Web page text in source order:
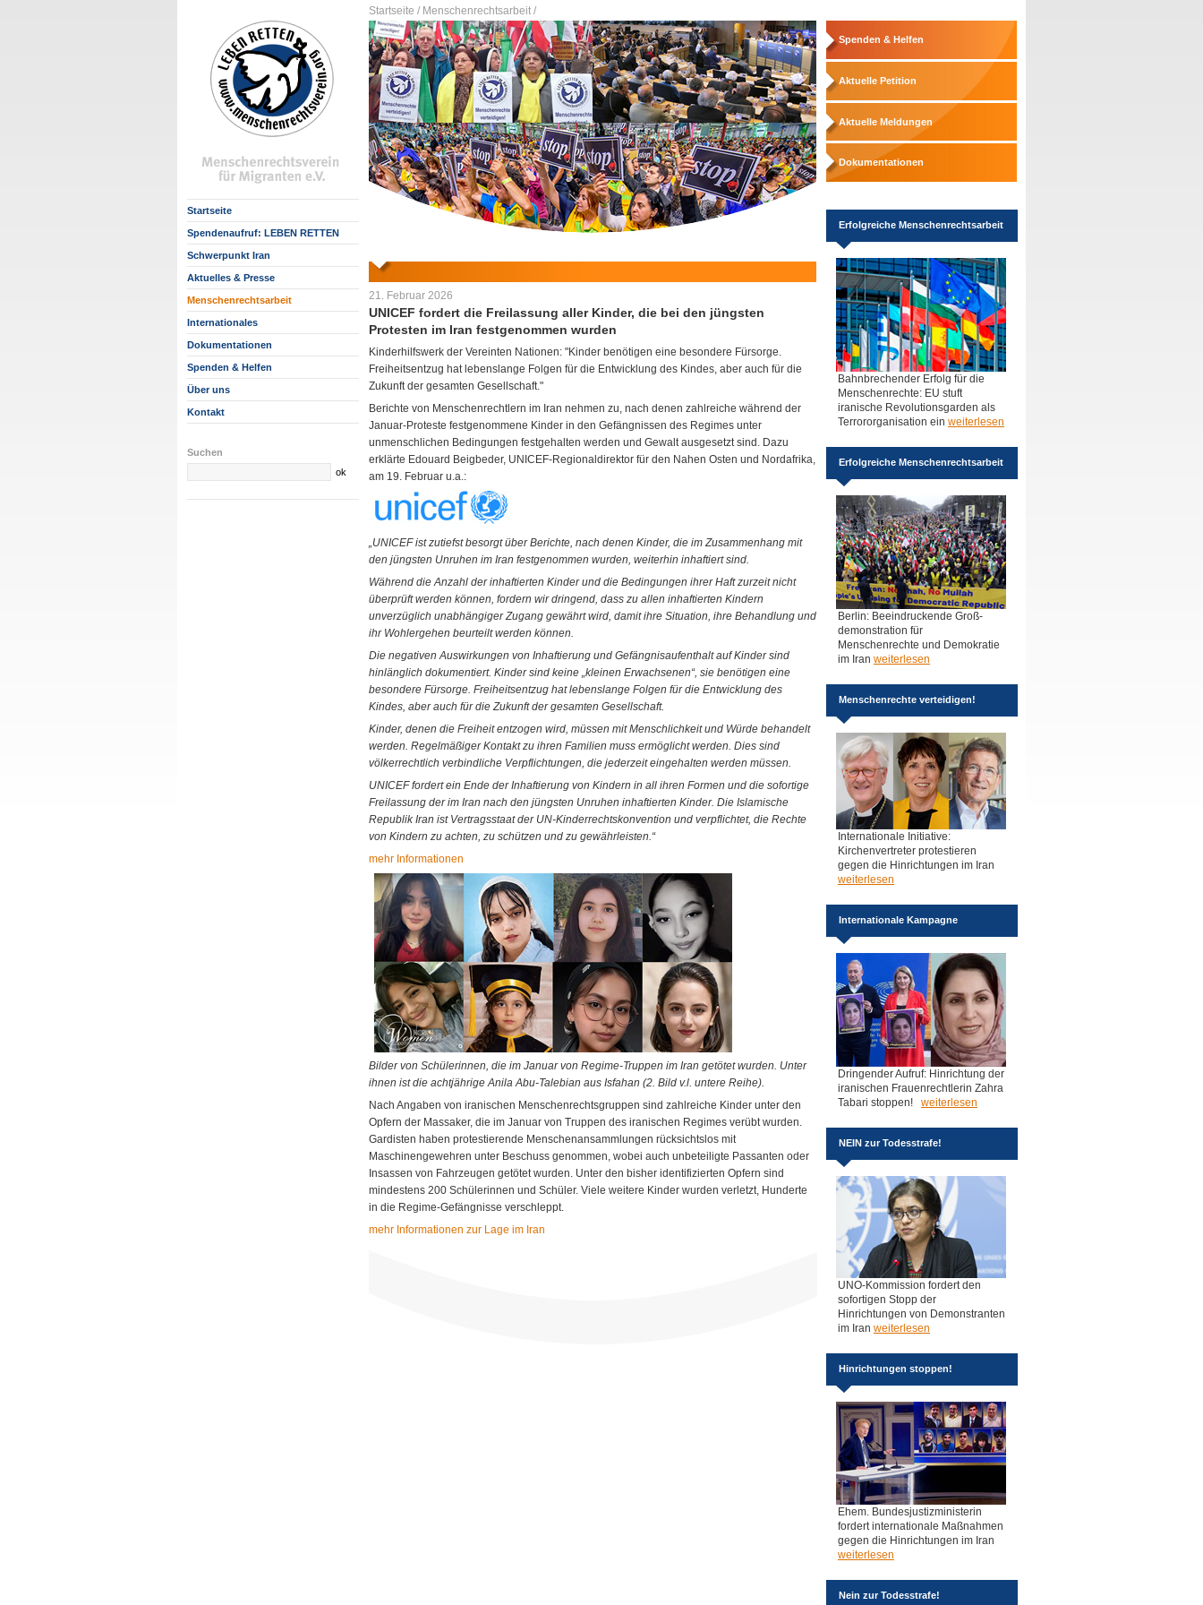
Startseite / Menschenrechtsarbeit /
Startseite
Spendenaufruf: LEBEN RETTEN
Schwerpunkt Iran
Aktuelles & Presse
Menschenrechtsarbeit
Internationales
Dokumentationen
Spenden & Helfen
Über uns
Kontakt
Suchen
21. Februar 2026
UNICEF fordert die Freilassung aller Kinder, die bei den jüngsten
Protesten im Iran festgenommen wurden
Kinderhilfswerk der Vereinten Nationen: "Kinder benötigen eine besondere Fürsorge.
Freiheitsentzug hat lebenslange Folgen für die Entwicklung des Kindes, aber auch für die
Zukunft der gesamten Gesellschaft."
Berichte von Menschenrechtlern im Iran nehmen zu, nach denen zahlreiche während der
Januar-Proteste festgenommene Kinder in den Gefängnissen des Regimes unter
unmenschlichen Bedingungen festgehalten werden und Gewalt ausgesetzt sind. Dazu
erklärte Edouard Beigbeder, UNICEF-Regionaldirektor für den Nahen Osten und Nordafrika,
am 19. Februar u.a.:
„UNICEF ist zutiefst besorgt über Berichte, nach denen Kinder, die im Zusammenhang mit
den jüngsten Unruhen im Iran festgenommen wurden, weiterhin inhaftiert sind.
Während die Anzahl der inhaftierten Kinder und die Bedingungen ihrer Haft zurzeit nicht
überprüft werden können, fordern wir dringend, dass zu allen inhaftierten Kindern
unverzüglich unabhängiger Zugang gewährt wird, damit ihre Situation, ihre Behandlung und
ihr Wohlergehen beurteilt werden können.
Die negativen Auswirkungen von Inhaftierung und Gefängnisaufenthalt auf Kinder sind
hinlänglich dokumentiert. Kinder sind keine „kleinen Erwachsenen“, sie benötigen eine
besondere Fürsorge. Freiheitsentzug hat lebenslange Folgen für die Entwicklung des
Kindes, aber auch für die Zukunft der gesamten Gesellschaft.
Kinder, denen die Freiheit entzogen wird, müssen mit Menschlichkeit und Würde behandelt
werden. Regelmäßiger Kontakt zu ihren Familien muss ermöglicht werden. Dies sind
völkerrechtlich verbindliche Verpflichtungen, die jederzeit eingehalten werden müssen.
UNICEF fordert ein Ende der Inhaftierung von Kindern in all ihren Formen und die sofortige
Freilassung der im Iran nach den jüngsten Unruhen inhaftierten Kinder. Die Islamische
Republik Iran ist Vertragsstaat der UN-Kinderrechtskonvention und verpflichtet, die Rechte
von Kindern zu achten, zu schützen und zu gewährleisten.“
mehr Informationen
Bilder von Schülerinnen, die im Januar von Regime-Truppen im Iran getötet wurden. Unter
ihnen ist die achtjährige Anila Abu-Talebian aus Isfahan (2. Bild v.l. untere Reihe).
Nach Angaben von iranischen Menschenrechtsgruppen sind zahlreiche Kinder unter den
Opfern der Massaker, die im Januar von Truppen des iranischen Regimes verübt wurden.
Gardisten haben protestierende Menschenansammlungen rücksichtslos mit
Maschinengewehren unter Beschuss genommen, wobei auch unbeteiligte Passanten oder
Insassen von Fahrzeugen getötet wurden. Unter den bisher identifizierten Opfern sind
mindestens 200 Schülerinnen und Schüler. Viele weitere Kinder wurden verletzt, Hunderte
in die Regime-Gefängnisse verschleppt.
mehr Informationen zur Lage im Iran
Spenden & Helfen
Aktuelle Petition
Aktuelle Meldungen
Dokumentationen
Erfolgreiche Menschenrechtsarbeit
Bahnbrechender Erfolg für die
Menschenrechte: EU stuft
iranische Revolutionsgarden als
Terrororganisation ein weiterlesen
Erfolgreiche Menschenrechtsarbeit
Berlin: Beeindruckende Groß-
demonstration für
Menschenrechte und Demokratie
im Iran weiterlesen
Menschenrechte verteidigen!
Internationale Initiative:
Kirchenvertreter protestieren
gegen die Hinrichtungen im Iran
weiterlesen
Internationale Kampagne
Dringender Aufruf: Hinrichtung der
iranischen Frauenrechtlerin Zahra
Tabari stoppen! weiterlesen
NEIN zur Todesstrafe!
UNO-Kommission fordert den
sofortigen Stopp der
Hinrichtungen von Demonstranten
im Iran weiterlesen
Hinrichtungen stoppen!
Ehem. Bundesjustizministerin
fordert internationale Maßnahmen
gegen die Hinrichtungen im Iran
weiterlesen
Nein zur Todesstrafe!